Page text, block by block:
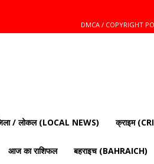
DMCA / COPYRIGHT
की
ताज़ा
राजनीति,
/ लोकल (LOCAL NEWS) क्राइम
आज का राशिफल बहराइच (BAHRAICH)